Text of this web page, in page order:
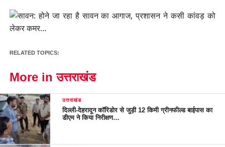
RELATED TOPICS:
More in उत्तराखंड
उत्तराखंड
दिल्ली-देहरादून कॉरिडोर से जुड़ी 12 किमी ग्रीनफील्ड बाईपास का
डीएम ने किया निरीक्षण…